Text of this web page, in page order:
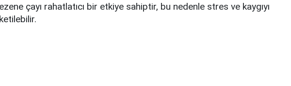
çayı rahatlatıcı bir etkiye sahiptir, bu nedenle stres ve kaygıyı